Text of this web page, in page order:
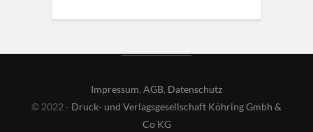
Impressum, AGB, Datenschutz
© 2022 - Druck- und Verlagsgesellschaft Köhring Gmbh &
Co KG